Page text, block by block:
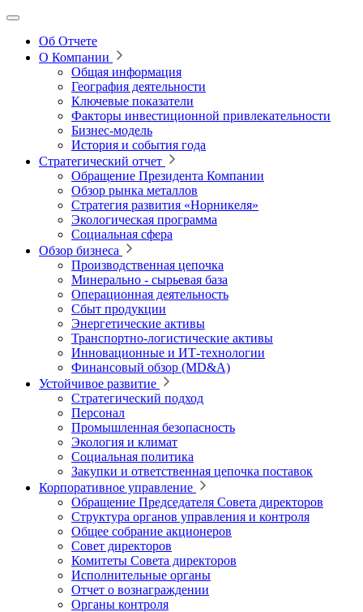
Об Отчете
О Компании
Общая информация
География деятельности
Ключевые показатели
Факторы инвестиционной привлекательности
Бизнес-модель
История и события года
Стратегический отчет
Обращение Президента Компании
Обзор рынка металлов
Стратегия развития «Норникеля»
Экологическая программа
Социальная сфера
Обзор бизнеса
Производственная цепочка
Минерально ‑ сырьевая база
Операционная деятельность
Сбыт продукции
Энергетические активы
Транспортно-логистические активы
Инновационные и ИТ‑технологии
Финансовый обзор (MD&A)
Устойчивое развитие
Стратегический подход
Персонал
Промышленная безопасность
Экология и климат
Социальная политика
Закупки и ответственная цепочка поставок
Корпоративное управление
Обращение Председателя Совета директоров
Структура органов управления и контроля
Общее собрание акционеров
Совет директоров
Комитеты Совета директоров
Исполнительные органы
Отчет о вознаграждении
Органы контроля